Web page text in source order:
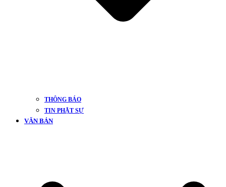
THÔNG BÁO
TIN PHẬT SỰ
VĂN BẢN